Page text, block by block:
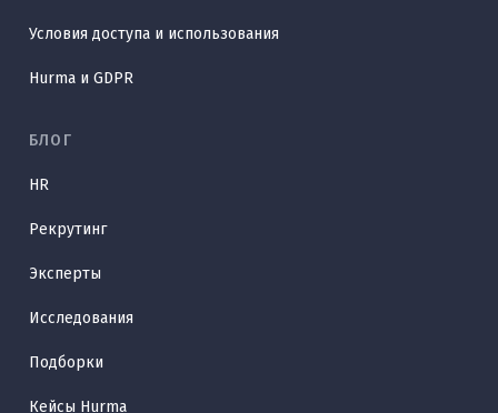
Условия доступа и использования
Hurma и GDPR
БЛОГ
HR
Рекрутинг
Эксперты
Исследования
Подборки
Кейсы Hurma